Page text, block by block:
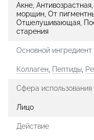
Акне,
морщин, От
Отшелушивающая,
старения
Основной ингредиент
Коллаген Пептиды
Сфера использования
Лицо
Действие